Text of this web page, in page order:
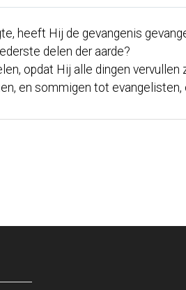
heeft Hij de gevangenis
delen der aarde?
opdat Hij alle dingen vervullen
en sommigen tot evangelisten,